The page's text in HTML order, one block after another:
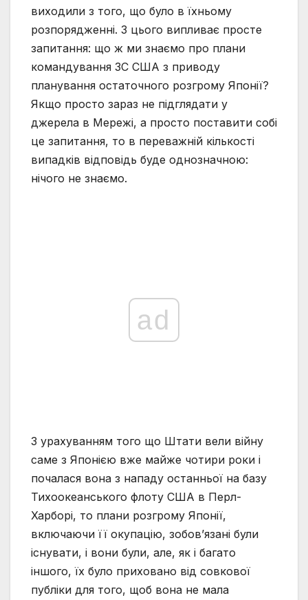
виходили з того, що було в їхньому
розпорядженні. З цього випливає просте
запитання: що ж ми знаємо про плани
командування ЗС США з приводу
планування остаточного розгрому Японії?
Якщо просто зараз не підглядати у
джерела в Мережі, а просто поставити собі
це запитання, то в переважній кількості
випадків відповідь буде однозначною:
нічого не знаємо.
ad
З урахуванням того що Штати вели війну
саме з Японією вже майже чотири роки і
почалася вона з нападу останньої на базу
Тихоокеанського флоту США в Перл-
Харборі, то плани розгрому Японії,
включаючи її окупацію, зобов’язані були
існувати, і вони були, але, як і багато
іншого, їх було приховано від совкової
публіки для того, щоб вона не мала